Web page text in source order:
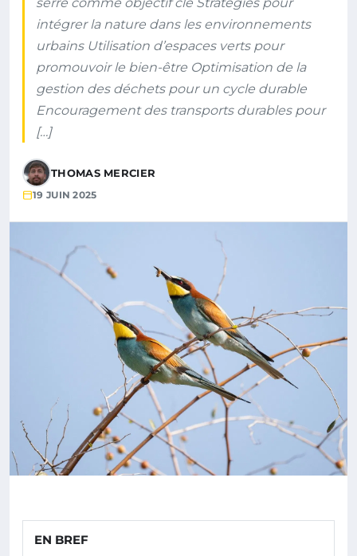
intégrer la nature dans les environnements
urbains Utilisation d’espaces verts pour
promouvoir le bien-être Optimisation de la
gestion des déchets pour un cycle durable
Encouragement des transports durables pour
[…]
THOMAS MERCIER
19 JUIN 2025
EN BREF